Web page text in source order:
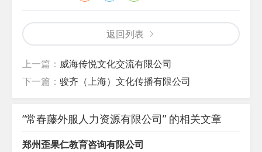
返回列表
上一篇： 威海传悦文化交流有限公司
下一篇： 骏齐（上海）文化传播有限公司
“常春藤外服人力资源有限公司” 的相关文章
郑州歪果仁教育咨询有限公司